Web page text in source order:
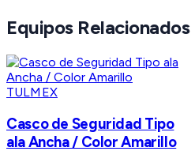
Equipos Relacionados
TULMEX
Casco de Seguridad Tipo
ala Ancha / Color Amarillo